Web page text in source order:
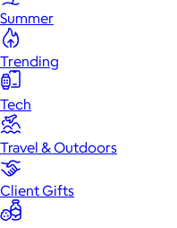
Summer
Trending
Tech
Travel & Outdoors
Client Gifts